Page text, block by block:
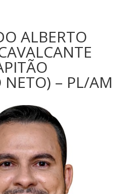
ALBERTO
NETO) – PL/AM